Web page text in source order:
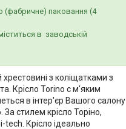
(фабричне) паковання (4
в заводській
з коліщатками з
Крісло Torino с м'яким
в інтер'єр Вашого салону
стилем крісло Торіно,
tech. Крісло ідеально